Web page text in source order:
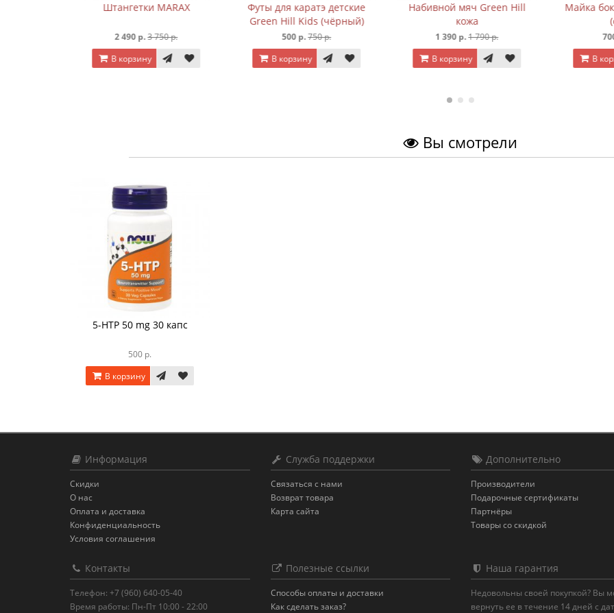
Штангетки MARAX
2 490 р.3 750 р.
В корзину
Футы для каратэ детские
Green Hill Kids (чёрный)
500 р.750 р.
В корзину
Набивной мяч Green Hill
кожа
1 390 р.1 790 р.
В корзину
Майка
В
Вы смотрели
5-HTP 50 mg 30 капс
500 р.
В корзину
Информация
Скидки
О нас
Оплата и доставка
Конфиденциальность
Условия соглашения
Служба поддержки
Связаться с нами
Возврат товара
Карта сайта
Дополнительно
Производители
Подарочные сертификаты
Партнёры
Товары со скидкой
Контакты
Телефон: +7 (960) 640-05-40
Время работы: Пн-Пт 10:00 - 22:00
Полезные ссылки
Способы оплаты и доставки
Как сделать заказ?
Наша гарантия
Недовольны своей покупкой? Вы
вернуть ее в течение 14 дней с